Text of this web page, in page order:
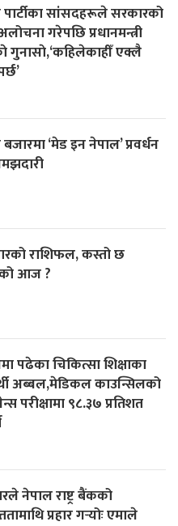
सांसदहरूले सरकारको
गरेपछि प्रधानमन्त्री
गुनासाे,‘कहिलेकाहीँ एक्लै
‘मेड इन नेपाल’ प्रवर्धन
राशिफल, कस्तो छ
आज ?
पढेका चिकित्सा शिक्षाका
अब्बल,मेडिकल काउन्सिलको
परीक्षामा ९८.३७ प्रतिशत
नेपाल राष्ट्र बैंकको
प्रहार गर्‍योः एमाले